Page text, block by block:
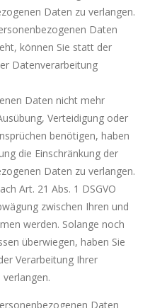
Daten zu verlangen.
Daten
können Sie statt der
Datenverarbeitung
Daten nicht mehr
Verteidigung oder
benötigen, haben
die Einschränkung der
Daten zu verlangen.
Art. 21 Abs. 1 DSGVO
zwischen Ihren und
werden. Solange noch
überwiegen, haben Sie
Verarbeitung Ihrer
Daten